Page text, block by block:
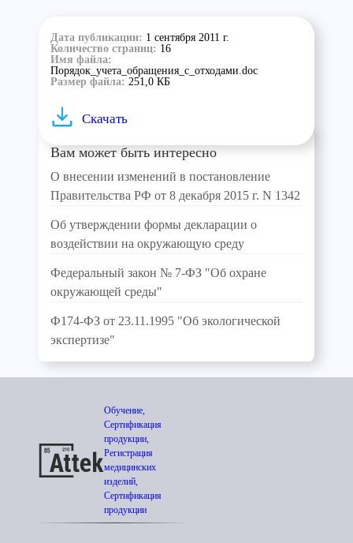
Дата публикации: 1 сентября 2011 г.
Количество страниц: 16
Имя файла:
Порядок_учета_обращения_с_отходами.doc
Размер файла: 251,0 КБ
Скачать
Вам может быть интересно
О внесении изменений в постановление
Правительства РФ от 8 декабря 2015 г. N 1342
Об утверждении формы декларации о
воздействии на окружающую среду
Федеральный закон № 7-ФЗ "Об охране
окружающей среды"
Ф174-ФЗ от 23.11.1995 "Об экологической
экспертизе"
Обучение,
Сертификация
продукции,
Регистрация
медицинских
изделий,
Сертификация
продукции